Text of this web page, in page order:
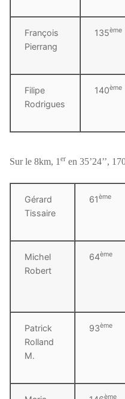
François
Pierrang
135ème
Filipe
Rodrigues
140ème
Sur le 8km, 1 er en 35’24’’,
Gérard
Tissaire
61ème
Michel
Robert
64ème
Patrick
Rolland
M.
93ème
ème